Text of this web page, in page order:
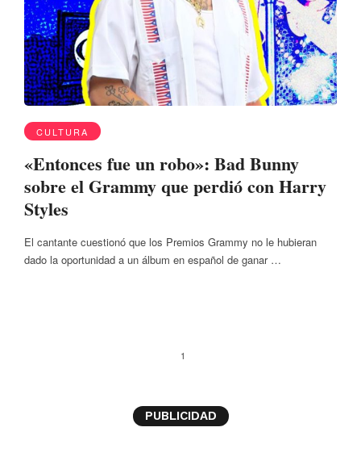
CULTURA
«Entonces fue un robo»: Bad Bunny
sobre el Grammy que perdió con Harry
Styles
El cantante cuestionó que los Premios Grammy no le hubieran
dado la oportunidad a un álbum en español de ganar …
1
PUBLICIDAD